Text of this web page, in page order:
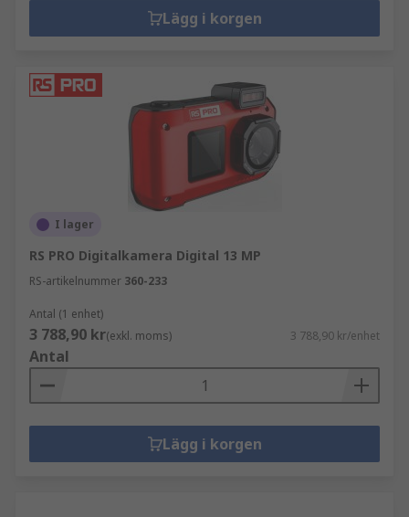
och av hobbyister. Saker att överväga när du
väljer en drönare inkluderar: Maximal flygtid
Kameraupplösning, Objektivets synfält, Maximal
bildstorlek, Videoupplösning, GPS-läge, Maximal
höjd, Vikt, Minneskapacitet. Du måste också
hänvisa till lagar och restriktioner i ditt land
Lägg i korgen
I lager
RS PRO Digitalkamera Digital 13 MP
RS-artikelnummer 360-233
Antal (1 enhet)
3 788,90 kr(exkl. moms) 3 788,90 kr/enhet
Antal
Lägg i korgen